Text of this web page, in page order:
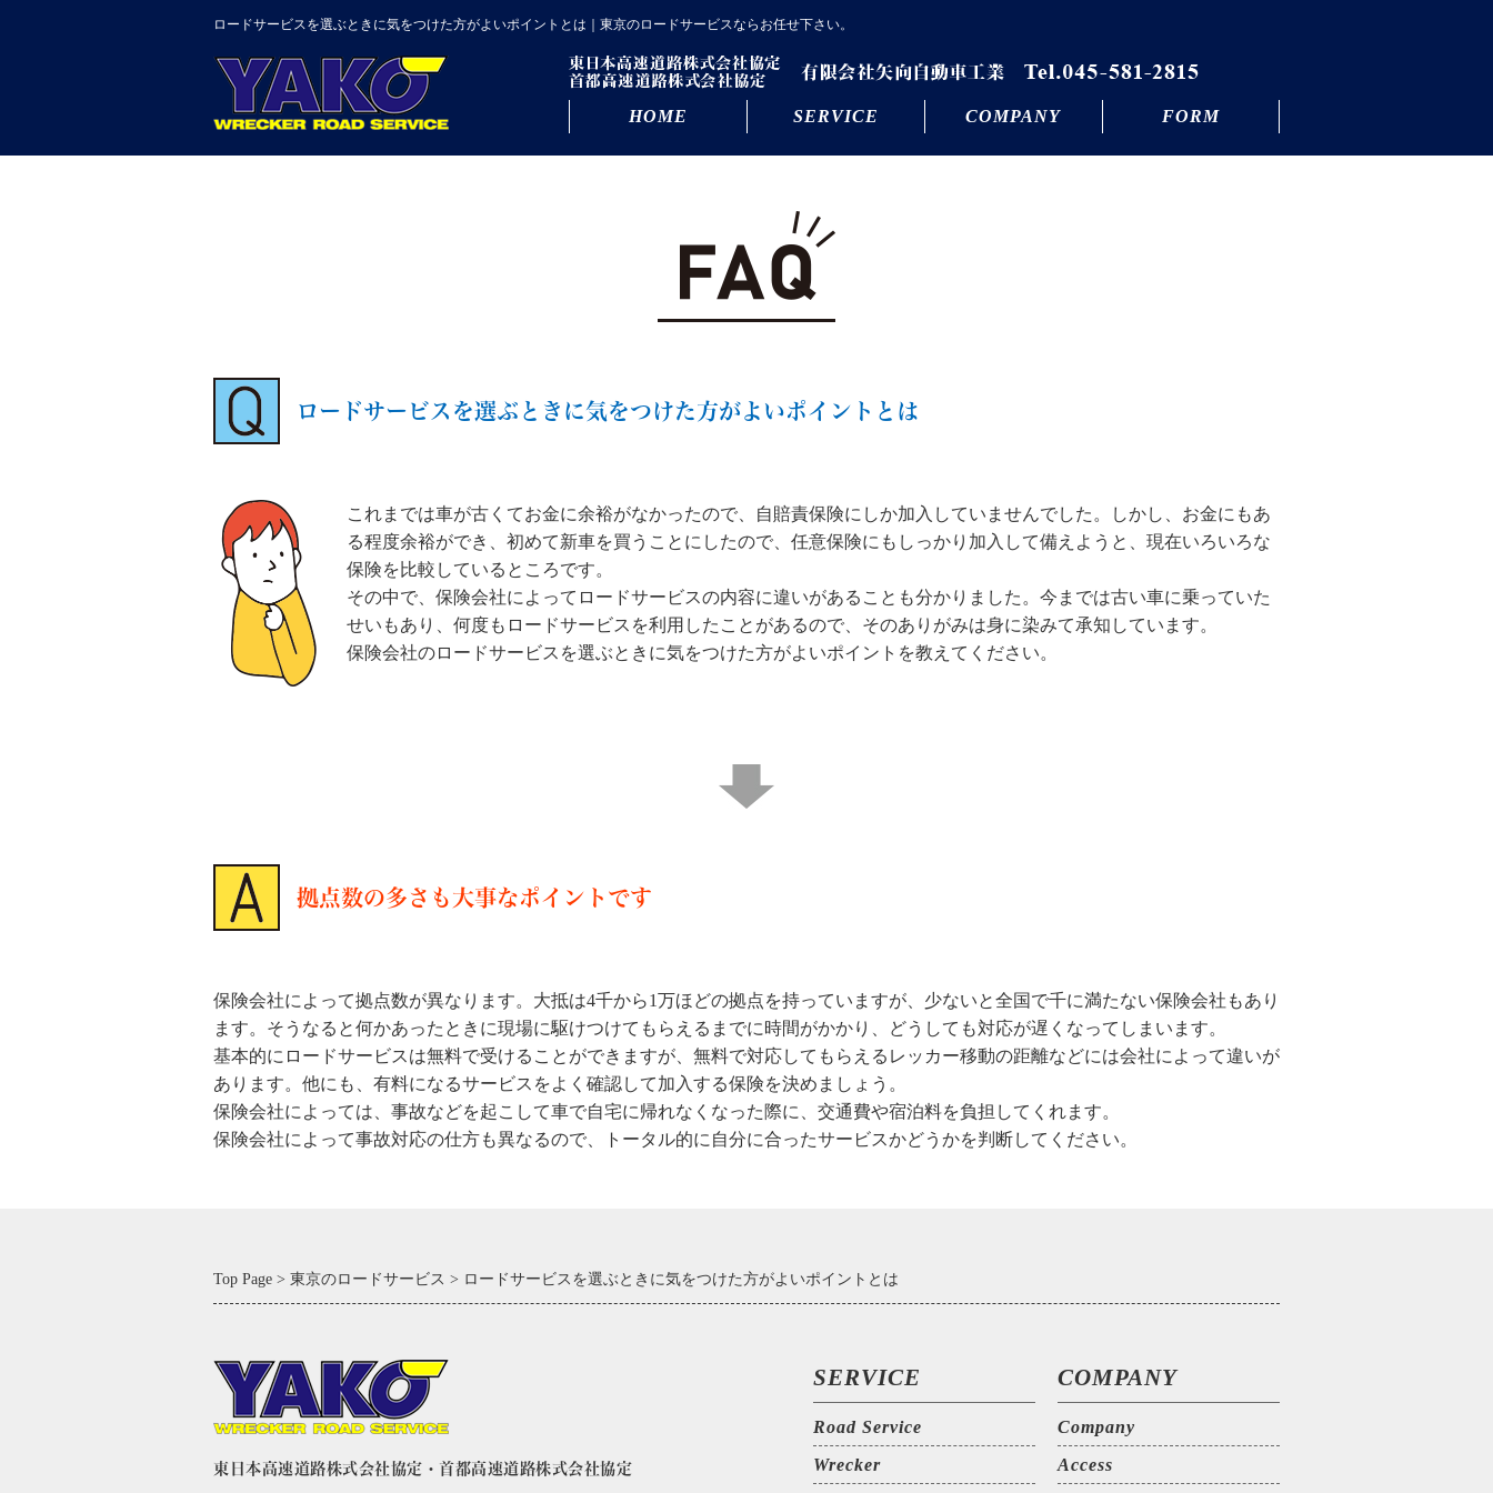
ロードサービスを選ぶときに気をつけた方がよいポイントとは｜東京のロードサービスならお任せ下さい。
HOME SERVICE COMPANY FORM
ロードサービスを選ぶときに気をつけた方がよいポイントとは
これまでは車が古くてお金に余裕がなかったので、自賠責保険にしか加入していませんでした。しかし、お金にもあ
る程度余裕ができ、初めて新車を買うことにしたので、任意保険にもしっかり加入して備えようと、現在いろいろな
保険を比較しているところです。
その中で、保険会社によってロードサービスの内容に違いがあることも分かりました。今までは古い車に乗っていた
せいもあり、何度もロードサービスを利用したことがあるので、そのありがみは身に染みて承知しています。
保険会社のロードサービスを選ぶときに気をつけた方がよいポイントを教えてください。
拠点数の多さも大事なポイントです
保険会社によって拠点数が異なります。大抵は4千から1万ほどの拠点を持っていますが、少ないと全国で千に満たない保険会社もあり
ます。そうなると何かあったときに現場に駆けつけてもらえるまでに時間がかかり、どうしても対応が遅くなってしまいます。
基本的にロードサービスは無料で受けることができますが、無料で対応してもらえるレッカー移動の距離などには会社によって違いが
あります。他にも、有料になるサービスをよく確認して加入する保険を決めましょう。
保険会社によっては、事故などを起こして車で自宅に帰れなくなった際に、交通費や宿泊料を負担してくれます。
保険会社によって事故対応の仕方も異なるので、トータル的に自分に合ったサービスかどうかを判断してください。
Top Page 東京のロードサービス ロードサービスを選ぶときに気をつけた方がよいポイントとは
東日本高速道路株式会社協定・首都高速道路株式会社協定
SERVICE
Road Service
Wrecker
COMPANY
Company
Access